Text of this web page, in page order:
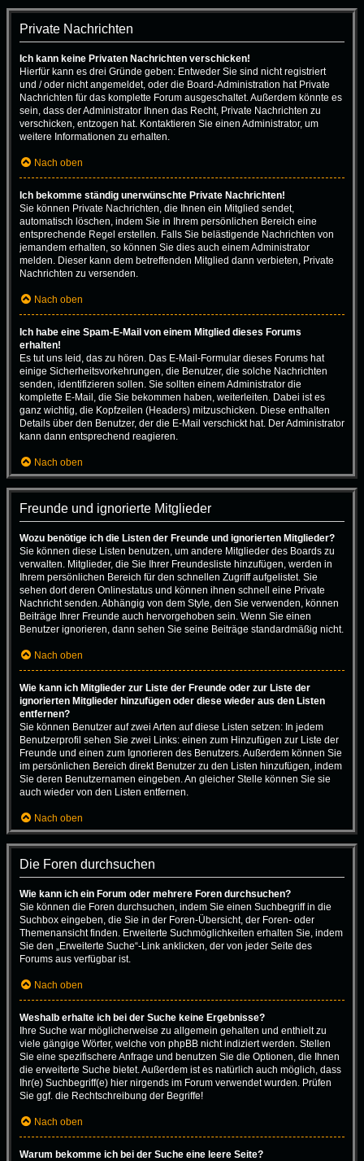
Private Nachrichten
Ich kann keine Privaten Nachrichten verschicken!
Hierfür kann es drei Gründe geben: Entweder Sie sind nicht registriert
und / oder nicht angemeldet, oder die Board-Administration hat Private
Nachrichten für das komplette Forum ausgeschaltet. Außerdem könnte es
sein, dass der Administrator Ihnen das Recht, Private Nachrichten zu
verschicken, entzogen hat. Kontaktieren Sie einen Administrator, um
weitere Informationen zu erhalten.
Nach oben
Ich bekomme ständig unerwünschte Private Nachrichten!
Sie können Private Nachrichten, die Ihnen ein Mitglied sendet,
automatisch löschen, indem Sie in Ihrem persönlichen Bereich eine
entsprechende Regel erstellen. Falls Sie belästigende Nachrichten von
jemandem erhalten, so können Sie dies auch einem Administrator
melden. Dieser kann dem betreffenden Mitglied dann verbieten, Private
Nachrichten zu versenden.
Nach oben
Ich habe eine Spam-E-Mail von einem Mitglied dieses Forums
erhalten!
Es tut uns leid, das zu hören. Das E-Mail-Formular dieses Forums hat
einige Sicherheitsvorkehrungen, die Benutzer, die solche Nachrichten
senden, identifizieren sollen. Sie sollten einem Administrator die
komplette E-Mail, die Sie bekommen haben, weiterleiten. Dabei ist es
ganz wichtig, die Kopfzeilen (Headers) mitzuschicken. Diese enthalten
Details über den Benutzer, der die E-Mail verschickt hat. Der Administrator
kann dann entsprechend reagieren.
Nach oben
Freunde und ignorierte Mitglieder
Wozu benötige ich die Listen der Freunde und ignorierten Mitglieder?
Sie können diese Listen benutzen, um andere Mitglieder des Boards zu
verwalten. Mitglieder, die Sie Ihrer Freundesliste hinzufügen, werden in
Ihrem persönlichen Bereich für den schnellen Zugriff aufgelistet. Sie
sehen dort deren Onlinestatus und können ihnen schnell eine Private
Nachricht senden. Abhängig von dem Style, den Sie verwenden, können
Beiträge Ihrer Freunde auch hervorgehoben sein. Wenn Sie einen
Benutzer ignorieren, dann sehen Sie seine Beiträge standardmäßig nicht.
Nach oben
Wie kann ich Mitglieder zur Liste der Freunde oder zur Liste der
ignorierten Mitglieder hinzufügen oder diese wieder aus den Listen
entfernen?
Sie können Benutzer auf zwei Arten auf diese Listen setzen: In jedem
Benutzerprofil sehen Sie zwei Links: einen zum Hinzufügen zur Liste der
Freunde und einen zum Ignorieren des Benutzers. Außerdem können Sie
im persönlichen Bereich direkt Benutzer zu den Listen hinzufügen, indem
Sie deren Benutzernamen eingeben. An gleicher Stelle können Sie sie
auch wieder von den Listen entfernen.
Nach oben
Die Foren durchsuchen
Wie kann ich ein Forum oder mehrere Foren durchsuchen?
Sie können die Foren durchsuchen, indem Sie einen Suchbegriff in die
Suchbox eingeben, die Sie in der Foren-Übersicht, der Foren- oder
Themenansicht finden. Erweiterte Suchmöglichkeiten erhalten Sie, indem
Sie den „Erweiterte Suche“-Link anklicken, der von jeder Seite des
Forums aus verfügbar ist.
Nach oben
Weshalb erhalte ich bei der Suche keine Ergebnisse?
Ihre Suche war möglicherweise zu allgemein gehalten und enthielt zu
viele gängige Wörter, welche von phpBB nicht indiziert werden. Stellen
Sie eine spezifischere Anfrage und benutzen Sie die Optionen, die Ihnen
die erweiterte Suche bietet. Außerdem ist es natürlich auch möglich, dass
Ihr(e) Suchbegriff(e) hier nirgends im Forum verwendet wurden. Prüfen
Sie ggf. die Rechtschreibung der Begriffe!
Nach oben
Warum bekomme ich bei der Suche eine leere Seite?